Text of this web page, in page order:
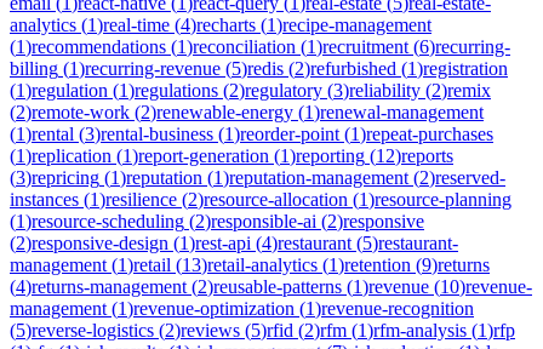
analytics (1)real-time (4)recharts (1)recipe-management
(1)recommendations (1)reconciliation (1)recruitment (6)recurring-
billing (1)recurring-revenue (5)redis (2)refurbished (1)registration
(1)regulation (1)regulations (2)regulatory (3)reliability (2)remix
(2)remote-work (2)renewable-energy (1)renewal-management
(1)rental (3)rental-business (1)reorder-point (1)repeat-purchases
(1)replication (1)report-generation (1)reporting (12)reports
(3)repricing (1)reputation (1)reputation-management (2)reserved-
instances (1)resilience (2)resource-allocation (1)resource-planning
(1)resource-scheduling (2)responsible-ai (2)responsive
(2)responsive-design (1)rest-api (4)restaurant (5)restaurant-
management (1)retail (13)retail-analytics (1)retention (9)returns
(4)returns-management (2)reusable-patterns (1)revenue (10)revenue-
management (1)revenue-optimization (1)revenue-recognition
(5)reverse-logistics (2)reviews (5)rfid (2)rfm (1)rfm-analysis (1)rfp